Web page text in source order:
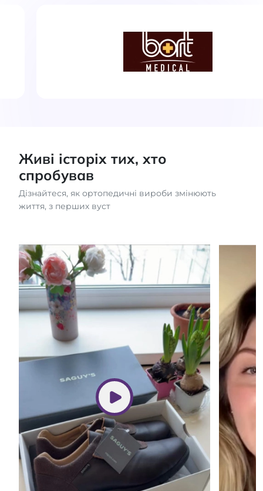
Живі історіх тих, хто
спробував
Дізнайтеся, як ортопедичні вироби змінюють
життя, з перших вуст